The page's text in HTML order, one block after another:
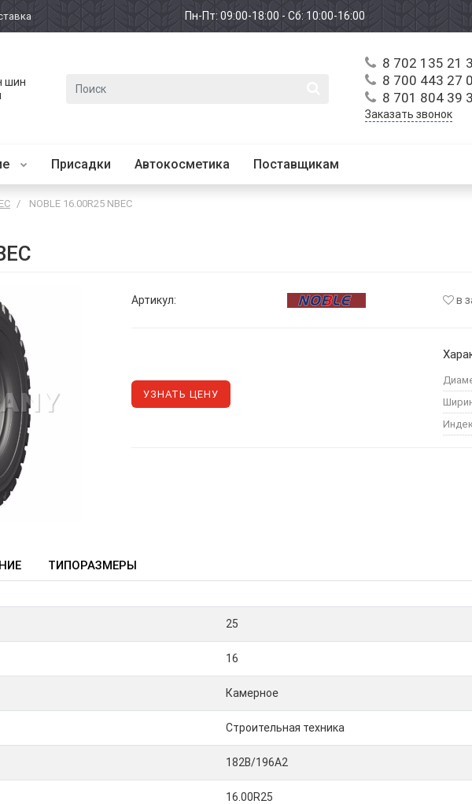
Пн-Пт: 09:00-18:00 - Сб: 10:00-16:00
шин
8 702 135 21
8 700 443 27
8 701 804 39
Заказать звонок
Присадки Автокосметика Поставщикам
NOBLE 16.00R25 NBEC
Артикул: в
УЗНАТЬ ЦЕНУ
ТИПОРАЗМЕРЫ
25
16
Камерное
Строительная техника
182B/196A2
16.00R25